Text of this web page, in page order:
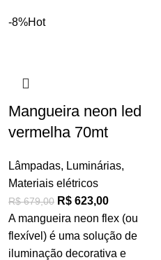
-8%Hot
Mangueira neon led
vermelha 70mt
Lâmpadas, Luminárias,
Materiais elétricos
R$679,00 R$ 623,00
A mangueira neon flex (ou
flexível) é uma solução de
iluminação decorativa e